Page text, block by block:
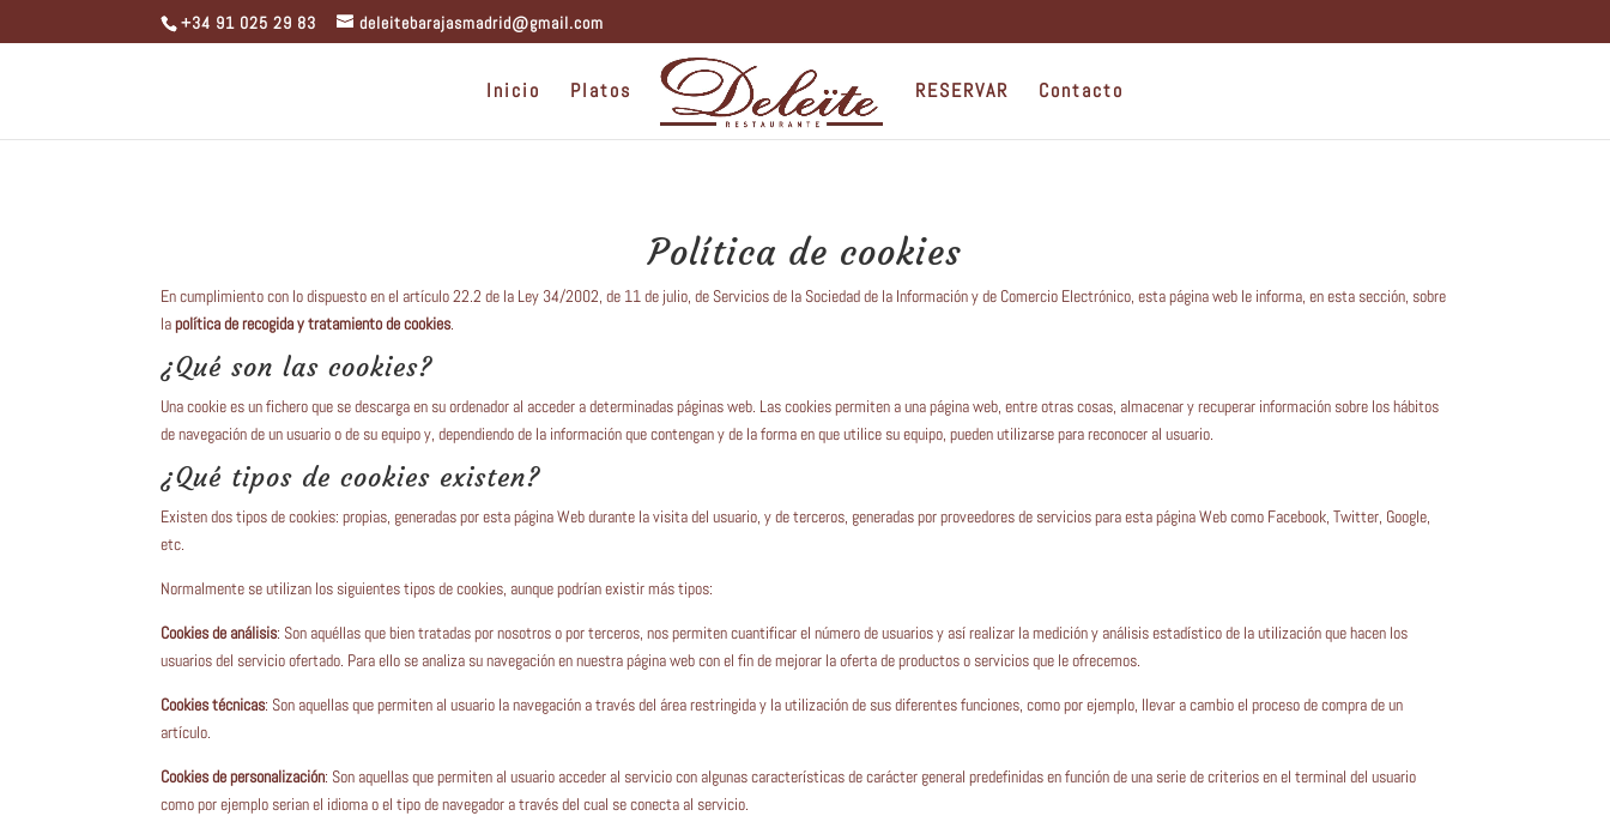
+34 91 025 29 83 deleitebarajasmadrid@gmail.com
Inicio Platos RESERVAR Contacto
Política de cookies
En cumplimiento con lo dispuesto en el artículo 22.2 de la Ley 34/2002, de 11 de julio, de Servicios de la Sociedad de la Información y de Comercio Electrónico, esta página web le informa, en esta sección, sobre
lapolítica de recogida y tratamiento de cookies.
¿Qué son las cookies?
Una cookie es un fichero que se descarga en su ordenador al acceder a determinadas páginas web. Las cookies permiten a una página web, entre otras cosas, almacenar y recuperar información sobre los hábitos
de navegación de un usuario o de su equipo y, dependiendo de la información que contengan y de la forma en que utilice su equipo, pueden utilizarse para reconocer al usuario.
¿Qué tipos de cookies existen?
Existen dos tipos de cookies: propias, generadas por esta página Web durante la visita del usuario, y de terceros, generadas por proveedores de servicios para esta página Web como Facebook, Twitter, Google,
etc.
Normalmente se utilizan los siguientes tipos de cookies, aunque podrían existir más tipos:
Cookies de análisis: Son aquéllas que bien tratadas por nosotros o por terceros, nos permiten cuantificar el número de usuarios y así realizar la medición y análisis estadístico de la utilización que hacen los
usuarios del servicio ofertado. Para ello se analiza su navegación en nuestra página web con el fin de mejorar la oferta de productos o servicios que le ofrecemos.
Cookies técnicas: Son aquellas que permiten al usuario la navegación a través del área restringida y la utilización de sus diferentes funciones, como por ejemplo, llevar a cambio el proceso de compra de un
artículo.
Cookies de personalización: Son aquellas que permiten al usuario acceder al servicio con algunas características de carácter general predefinidas en función de una serie de criterios en el terminal del usuario
como por ejemplo serian el idioma o el tipo de navegador a través del cual se conecta al servicio.